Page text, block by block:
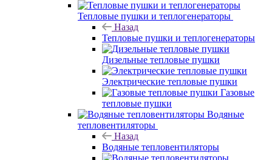
Тепловые пушки и теплогенераторы
Назад
Тепловые пушки и теплогенераторы
Дизельные тепловые пушки
Электрические тепловые пушки
Газовые
тепловые пушки
Водяные
тепловентиляторы
Назад
Водяные тепловентиляторы